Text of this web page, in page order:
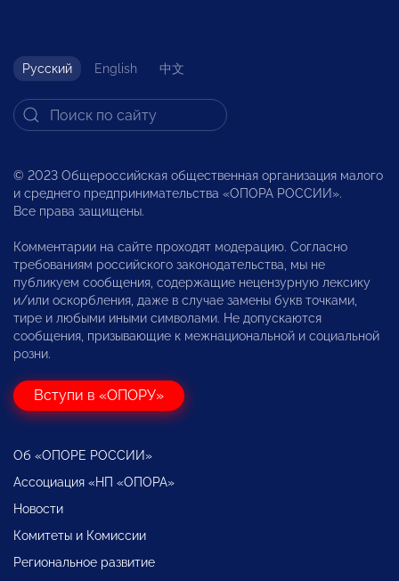
Русский English 中文
© 2023 Общероссийская общественная организация малого
и среднего предпринимательства «ОПОРА РОССИИ».
Все права защищены.
Комментарии на сайте проходят модерацию. Согласно
требованиям российского законодательства, мы не
публикуем сообщения, содержащие нецензурную лексику
и/или оскорбления, даже в случае замены букв точками,
тире и любыми иными символами. Не допускаются
сообщения, призывающие к межнациональной и социальной
розни.
Вступи в «ОПОРУ»
Об «ОПОРЕ РОССИИ»
Ассоциация «НП «ОПОРА»
Новости
Комитеты и Комиссии
Региональное развитие